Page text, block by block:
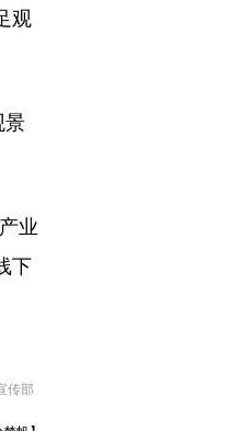
观
景
业
下
传部